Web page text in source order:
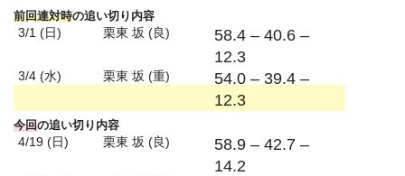
前回連対時の追い切り内容
3/1 (日) 栗東 坂 (良)
58.4 – 40.6 –
12.3
3/4 (水) 栗東 坂 (重)
54.0 – 39.4 –
12.3
今回の追い切り内容
4/19 (日) 栗東 坂 (良)
58.9 – 42.7 –
14.2